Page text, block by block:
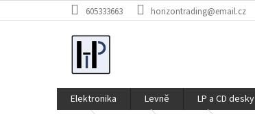
na
605333663 horizontrading@email.cz
Elektronika Levně LP a CD desky